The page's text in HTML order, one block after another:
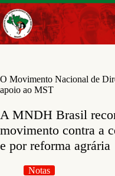
Pular
para
o
conteúdo
O Movimento Nacional de
apoio ao MST
A MNDH Brasil
movimento contra a
e por reforma agrária
Notas